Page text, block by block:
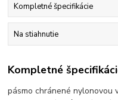
Kompletné špecifikácie
Na stiahnutie
Kompletné
pásmo chránené nylonovou